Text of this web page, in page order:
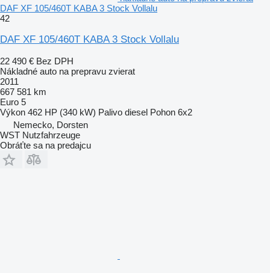
DAF XF 105/460T KABA 3 Stock Vollalu
42
DAF XF 105/460T KABA 3 Stock Vollalu
22 490 € Bez DPH
Nákladné auto na prepravu zvierat
2011
667 581 km
Euro 5
Výkon 462 HP (340 kW) Palivo diesel Pohon 6x2
Nemecko, Dorsten
WST Nutzfahrzeuge
Obráťte sa na predajcu